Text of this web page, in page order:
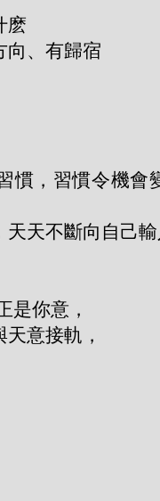
麽
向、有歸宿
慣，習慣令機會
天不斷向自己
是你意，
意接軌，